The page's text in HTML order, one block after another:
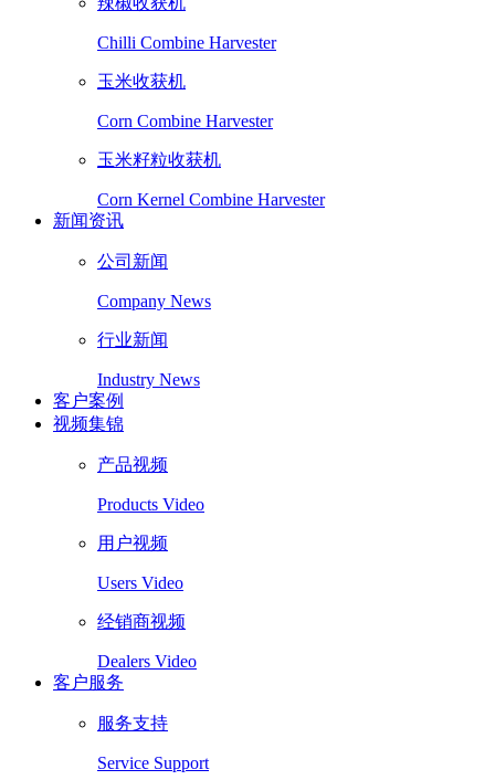
Chilli Combine Harvester
玉米收获机
Corn Combine Harvester
玉米籽粒收获机
Corn Kernel Combine Harvester
新闻资讯
公司新闻
Company News
行业新闻
Industry News
客户案例
视频集锦
产品视频
Products Video
用户视频
Users Video
经销商视频
Dealers Video
客户服务
服务支持
Service Support